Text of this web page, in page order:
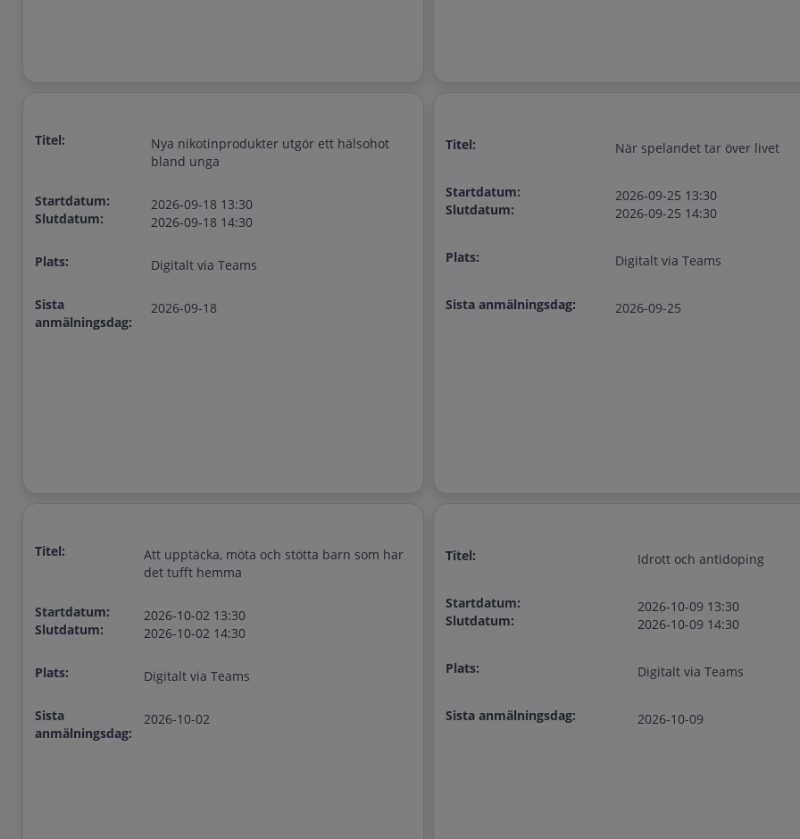
Titel:
Nya nikotinprodukter utgör ett hälsohot
bland unga
Startdatum:
Slutdatum:
2026-09-18 13:30
2026-09-18 14:30
Plats: Digitalt via Teams
Sista
anmälningsdag:
2026-09-18
Titel: När spelandet tar över livet
Startdatum:
Slutdatum:
2026-09-25 13:30
2026-09-25 14:30
Plats: Digitalt via Teams
Sista anmälningsdag: 2026-09-25
Titel:
Att upptäcka, möta och stötta barn som har
det tufft hemma
Startdatum:
Slutdatum:
2026-10-02 13:30
2026-10-02 14:30
Plats: Digitalt via Teams
Sista
anmälningsdag:
2026-10-02
Titel: Idrott och antidoping
Startdatum:
Slutdatum:
2026-10-09 13:30
2026-10-09 14:30
Plats: Digitalt via Teams
Sista anmälningsdag: 2026-10-09